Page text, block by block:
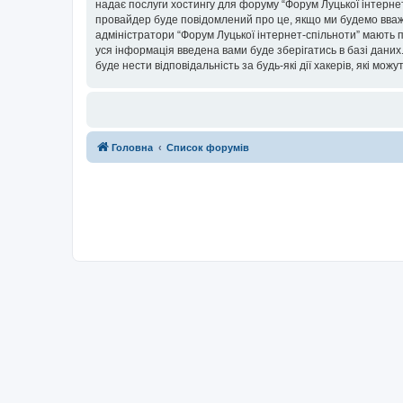
надає послуги хостингу для форуму “Форум Луцької
провайдер буде повідомлений про це, якщо ми будемо
адміністратори “Форум Луцької інтернет-спільноти”
уся інформація введена вами буде зберігатись в базі
буде нести відповідальність за будь-які дії хакерів, які
Головна Список форумів